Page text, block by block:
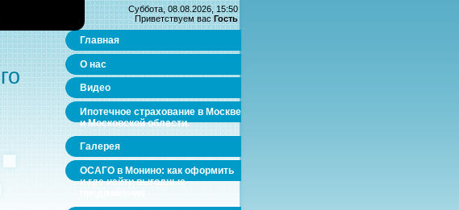
Суббота, 08.08.2026, 15:50
Приветствуем вас Гость
Главная
О нас
Видео
Ипотечное страхование в Москве
и Московской области.
Галерея
ОСАГО в Монино: как оформить
и где найти выгодные